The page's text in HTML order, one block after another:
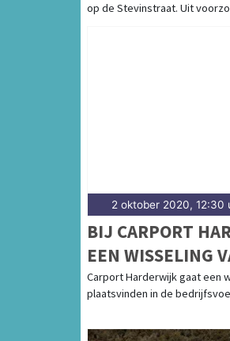
op de Stevinstraat. Uit
2 oktober 2020, 12:30
BIJ CARPORT
EEN WISSELING
PLAATSVINDEN
Carport Harderwijk gaat een
plaatsvinden in de